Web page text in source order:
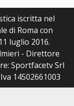
iscritta nel
di Roma con
luglio 2016.
- Direttore
Sportfacetv Srl
14502661003